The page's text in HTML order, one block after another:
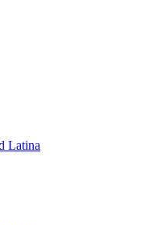
Latina